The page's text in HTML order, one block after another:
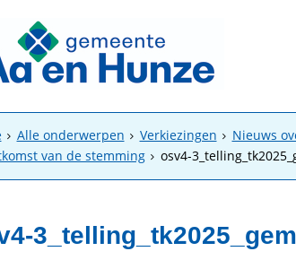
Alle onderwerpen Verkiezingen Nieuws
van de stemming
osv4-